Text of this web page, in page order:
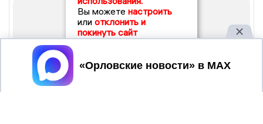
Вы можете настроить
или отклонить и
покинуть сайт
Принять